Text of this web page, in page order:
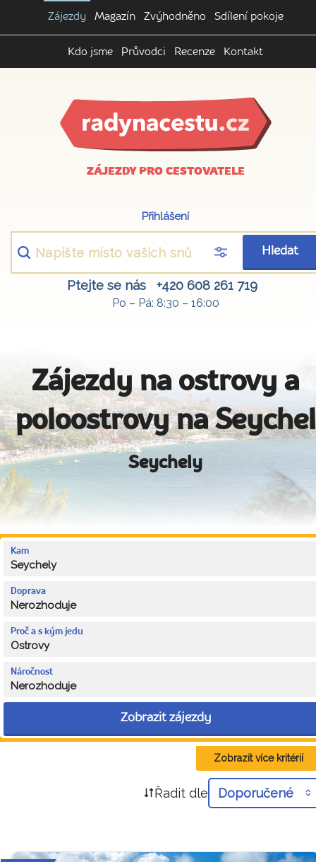
Zájezdy Magazín Zvýhodněno Sdílení pokoje
Kdo jsme Průvodci Recenze Kontakt
ZÁJEZDY PRO CESTOVATELE
Přihlášení
Hledat
Ptejte se nás +420 608 261 719
Po – Pá: 8:30 – 16:00
Zájezdy na ostrovy a
poloostrovy na Seychel
Seychely
Kam
Seychely
Doprava
Nerozhoduje
Proč a s kým jedu
Ostrovy
Náročnost
Nerozhoduje
Zobrazit zájezdy
Zobrazit více kritérií
Řadit dle Doporučené